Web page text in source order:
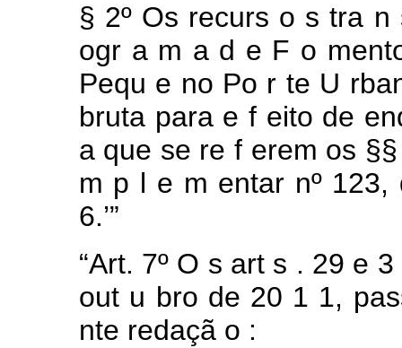
§ 2º Os recurs o stra n
ogr a m a d e F o
Pequ e no Po r te U
bruta para e f eito de
a que se re f erem os
m p l e m entar nº 123,
6.’”
“Art. 7º O s art s . 29 e 3
out u bro de 20 1 1,
nte redaçã o :